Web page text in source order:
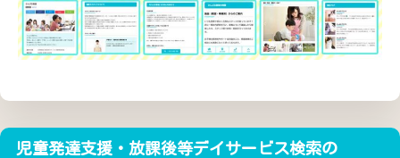
児童発達支援・放課後等デイサービス検索の